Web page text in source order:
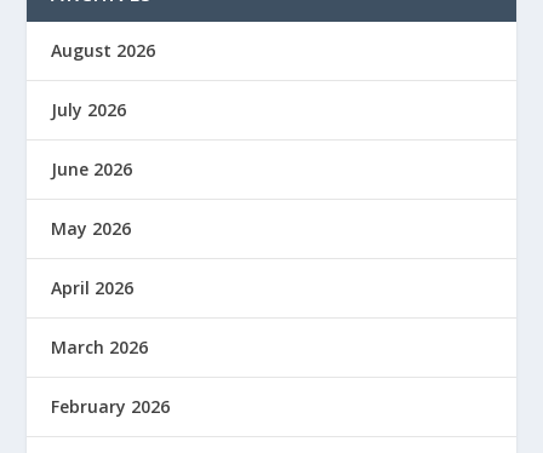
August 2026
July 2026
June 2026
May 2026
April 2026
March 2026
February 2026